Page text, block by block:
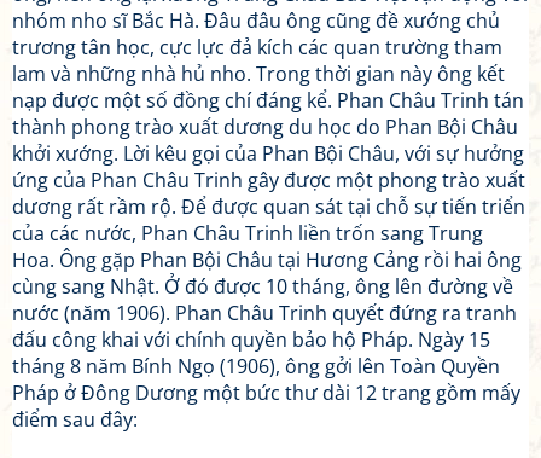
nhóm nho sĩ Bắc Hà. Đâu đâu ông cũng đề xướng chủ
trương tân học, cực lực đả kích các quan trường tham
lam và những nhà hủ nho. Trong thời gian này ông kết
nạp được một số đồng chí đáng kể. Phan Châu Trinh tán
thành phong trào xuất dương du học do Phan Bội Châu
khởi xướng. Lời kêu gọi của Phan Bội Châu, với sự hưởng
ứng của Phan Châu Trinh gây được một phong trào xuất
dương rất rầm rộ. Để được quan sát tại chỗ sự tiến triển
của các nước, Phan Châu Trinh liền trốn sang Trung
Hoa. Ông gặp Phan Bội Châu tại Hương Cảng rồi hai ông
cùng sang Nhật. Ở đó được 10 tháng, ông lên đường về
nước (năm 1906). Phan Châu Trinh quyết đứng ra tranh
đấu công khai với chính quyền bảo hộ Pháp. Ngày 15
tháng 8 năm Bính Ngọ (1906), ông gởi lên Toàn Quyền
Pháp ở Đông Dương một bức thư dài 12 trang gồm mấy
điểm sau đây: